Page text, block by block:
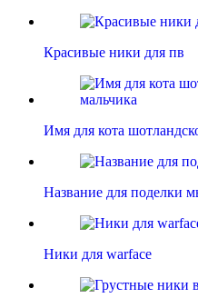
Красивые ники для пв
Имя для кота
Название для поделки
Ники для warface